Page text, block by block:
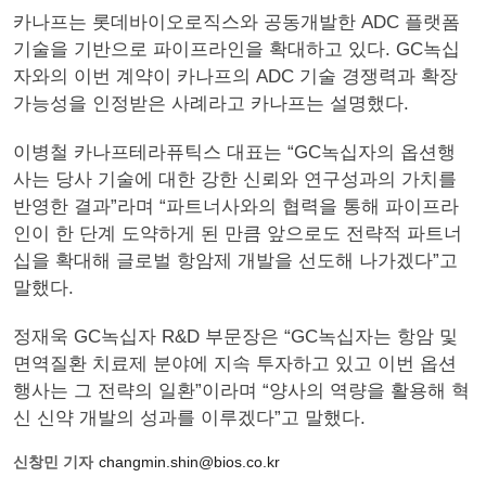
카나프는 롯데바이오로직스와 공동개발한 ADC 플랫폼
기술을 기반으로 파이프라인을 확대하고 있다. GC녹십
자와의 이번 계약이 카나프의 ADC 기술 경쟁력과 확장
가능성을 인정받은 사례라고 카나프는 설명했다.
이병철 카나프테라퓨틱스 대표는 “GC녹십자의 옵션행
사는 당사 기술에 대한 강한 신뢰와 연구성과의 가치를
반영한 결과”라며 “파트너사와의 협력을 통해 파이프라
인이 한 단계 도약하게 된 만큼 앞으로도 전략적 파트너
십을 확대해 글로벌 항암제 개발을 선도해 나가겠다”고
말했다.
정재욱 GC녹십자 R&D 부문장은 “GC녹십자는 항암 및
면역질환 치료제 분야에 지속 투자하고 있고 이번 옵션
행사는 그 전략의 일환”이라며 “양사의 역량을 활용해 혁
신 신약 개발의 성과를 이루겠다”고 말했다.
신창민 기자 changmin.shin@bios.co.kr